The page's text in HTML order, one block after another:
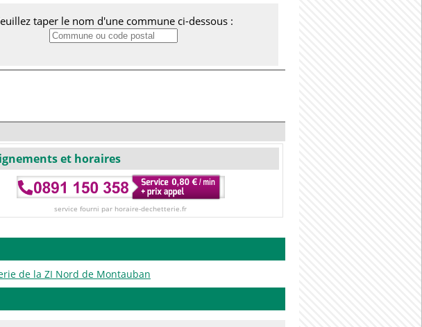
taper le nom d'une commune ci-dessous :
et horaires
service fourni par horaire-dechetterie.fr
de la ZI Nord de Montauban